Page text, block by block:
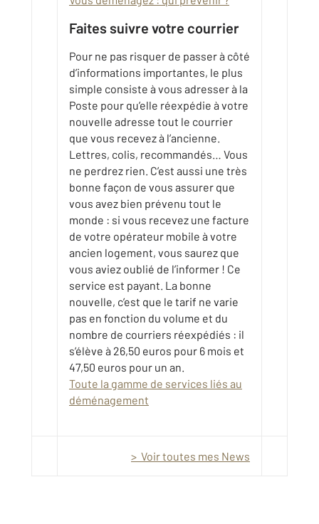
Faites suivre votre courrier
Pour ne pas risquer de passer à côté
d’informations importantes, le plus
simple consiste à vous adresser à la
Poste pour qu’elle réexpédie à votre
nouvelle adresse tout le courrier
que vous recevez à l’ancienne.
Lettres, colis, recommandés… Vous
ne perdrez rien. C’est aussi une très
bonne façon de vous assurer que
vous avez bien prévenu tout le
monde : si vous recevez une facture
de votre opérateur mobile à votre
ancien logement, vous saurez que
vous aviez oublié de l’informer ! Ce
service est payant. La bonne
nouvelle, c’est que le tarif ne varie
pas en fonction du volume et du
nombre de courriers réexpédiés : il
s’élève à 26,50 euros pour 6 mois et
47,50 euros pour un an.
Toute la gamme de services liés au
déménagement
> Voir toutes mes News